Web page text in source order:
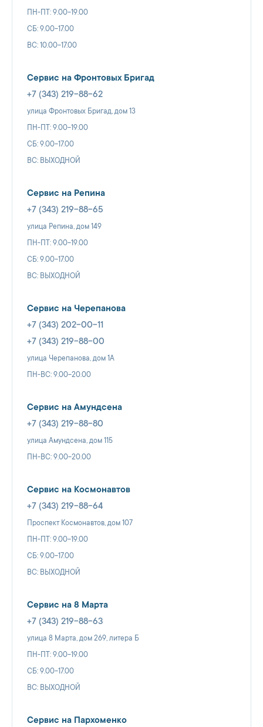
ПН-ПТ: 9.00-19.00
СБ: 9.00-17.00
ВС: 10.00-17.00
Сервис на Фронтовых Бригад
+7 (343) 219-88-62
улица Фронтовых Бригад, дом 13
ПН-ПТ: 9.00-19.00
СБ: 9.00-17.00
ВС: ВЫХОДНОЙ
Сервис на Репина
+7 (343) 219-88-65
улица Репина, дом 149
ПН-ПТ: 9.00-19.00
СБ: 9.00-17.00
ВС: ВЫХОДНОЙ
Сервис на Черепанова
+7 (343) 202-00-11
+7 (343) 219-88-00
улица Черепанова, дом 1А
ПН-ВС: 9.00-20.00
Сервис на Амундсена
+7 (343) 219-88-80
улица Амундсена, дом 115
ПН-ВС: 9.00-20.00
Сервис на Космонавтов
+7 (343) 219-88-64
Проспект Космонавтов, дом 107
ПН-ПТ: 9.00-19.00
СБ: 9.00-17.00
ВС: ВЫХОДНОЙ
Сервис на 8 Марта
+7 (343) 219-88-63
улица 8 Марта, дом 269, литера Б
ПН-ПТ: 9.00-19.00
СБ: 9.00-17.00
ВС: ВЫХОДНОЙ
Сервис на Пархоменко